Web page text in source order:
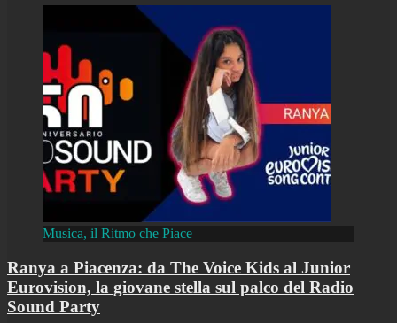
Musica, il Ritmo che Piace
Ranya a Piacenza: da The Voice Kids al Junior
Eurovision, la giovane stella sul palco del Radio
Sound Party